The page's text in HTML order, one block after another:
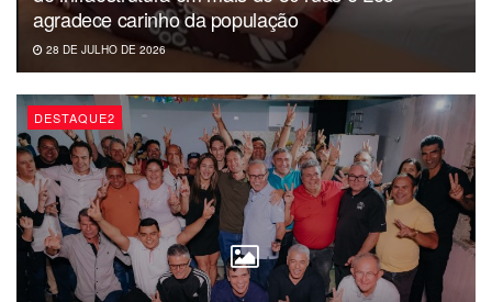
agradece carinho da população
28 DE JULHO DE 2026
DESTAQUE2